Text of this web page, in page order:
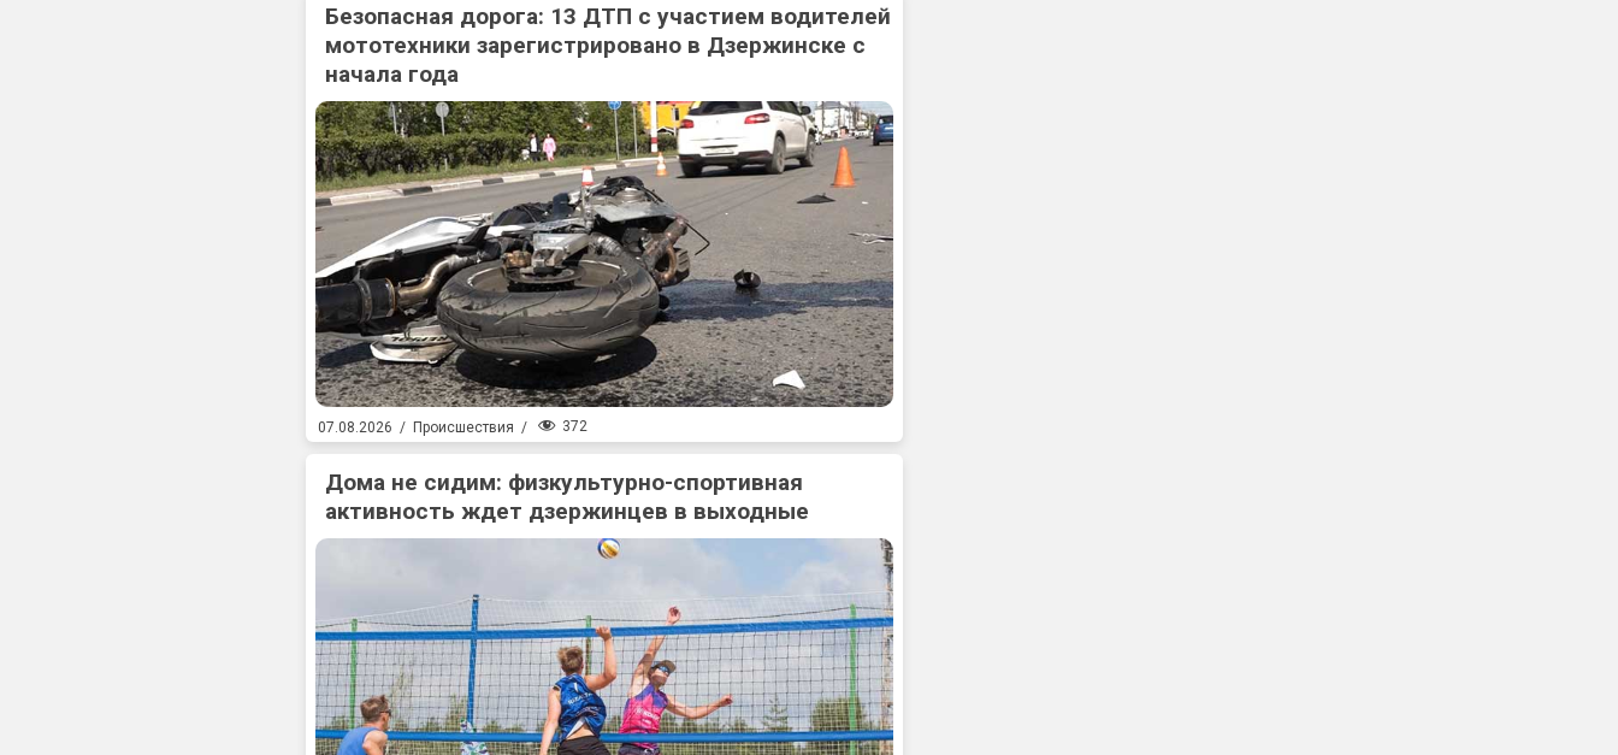
Безопасная дорога: 13 ДТП с участием водителей
мототехники зарегистрировано в Дзержинске с
начала года
07.08.2026 / Происшествия / 372
Дома не сидим: физкультурно-спортивная
активность ждет дзержинцев в выходные